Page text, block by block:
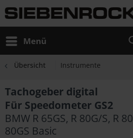
Menü
Übersicht Instrumente
Tachogeber digital
Für Speedometer GS2
BMW R 65GS, R 80G/S, R
80GS Basic